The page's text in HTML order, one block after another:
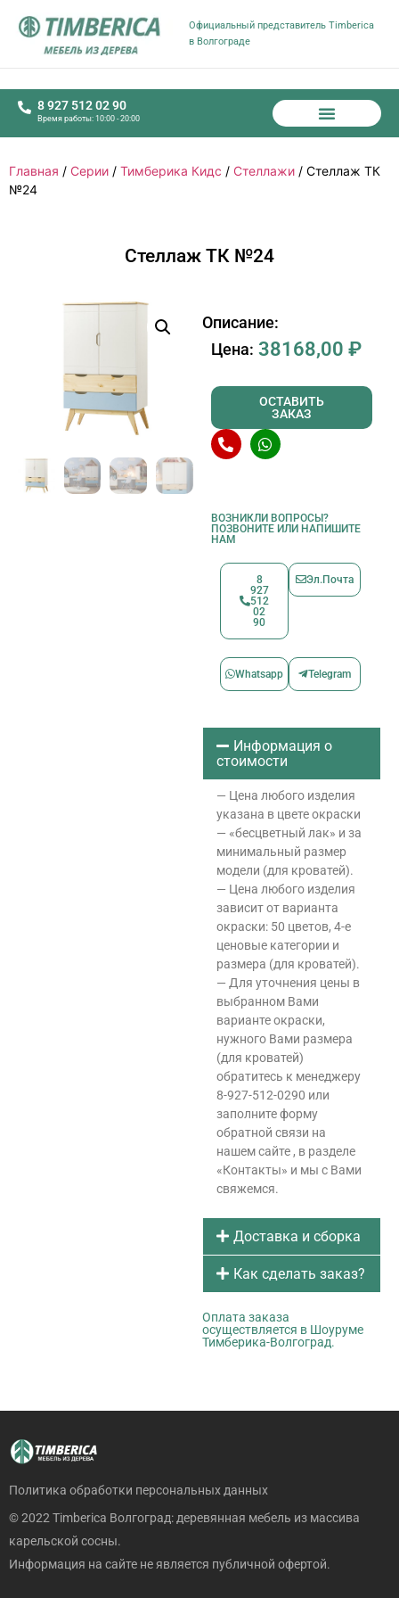
Официальный представитель Timberica
в Волгограде
8 927 512 02 90
Время работы: 10:00 - 20:00
Главная / Серии / Тимберика Кидс / Стеллажи / Стеллаж ТК
№24
Стеллаж ТК №24
Описание:
Цена: 38168,00 ₽
ОСТАВИТЬ
ЗАКАЗ
ВОЗНИКЛИ ВОПРОСЫ?
ПОЗВОНИТЕ ИЛИ НАПИШИТЕ
НАМ
8
927
512
02
90
Эл.Почта
Whatsapp Telegram
Информация о
стоимости
— Цена любого изделия
указана в цвете окраски
— «бесцветный лак» и за
минимальный размер
модели (для кроватей).
— Цена любого изделия
зависит от варианта
окраски: 50 цветов, 4-е
ценовые категории и
размера (для кроватей).
— Для уточнения цены в
выбранном Вами
варианте окраски,
нужного Вами размера
(для кроватей)
обратитесь к менеджеру
8-927-512-0290 или
заполните форму
обратной связи на
нашем сайте , в разделе
«Контакты» и мы с Вами
свяжемся.
Доставка и сборка
Как сделать заказ?
Оплата заказа
осуществляется в Шоуруме
Тимберика-Волгоград.
Политика обработки персональных данных
© 2022 Timberica Волгоград: деревянная мебель из массива
карельской сосны.
Информация на сайте не является публичной офертой.